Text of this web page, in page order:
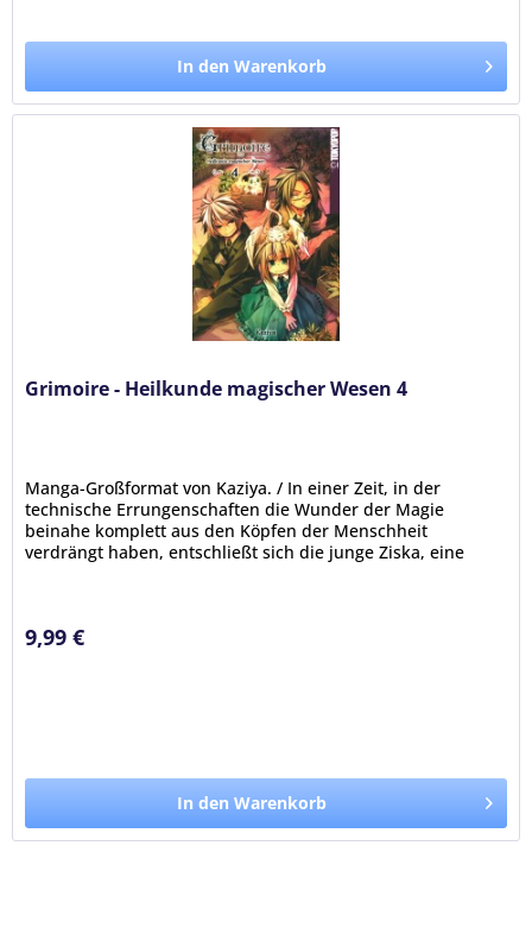
In den Warenkorb
Grimoire - Heilkunde magischer Wesen 4
Manga-Großformat von Kaziya. / In einer Zeit, in der
technische Errungenschaften die Wunder der Magie
beinahe komplett aus den Köpfen der Menschheit
verdrängt haben, entschließt sich die junge Ziska, eine
9,99 €
In den Warenkorb